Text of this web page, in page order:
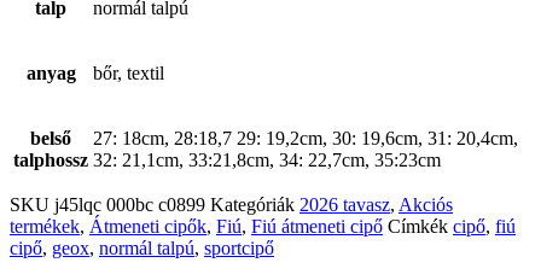
talp normál talpú
anyag bőr, textil
belső
talphossz
27: 18cm, 28:18,7 29: 19,2cm, 30: 19,6cm, 31: 20,4cm,
32: 21,1cm, 33:21,8cm, 34: 22,7cm, 35:23cm
SKU j45lqc 000bc c0899 Kategóriák 2026 tavasz, Akciós
termékek, Átmeneti cipők, Fiú, Fiú átmeneti cipő Címkék cipő, fiú
cipő, geox, normál talpú, sportcipő